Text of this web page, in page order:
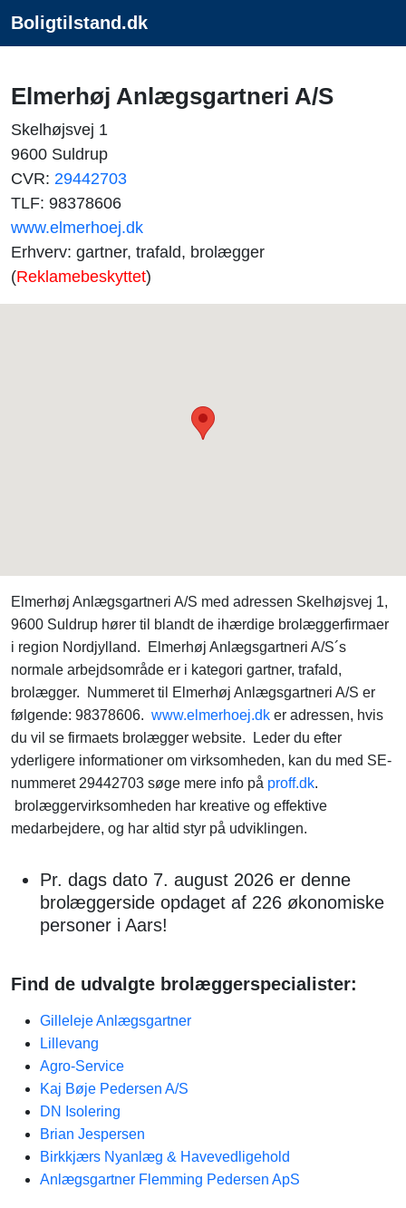
Boligtilstand.dk
Elmerhøj Anlægsgartneri A/S
Skelhøjsvej 1
9600 Suldrup
CVR: 29442703
TLF: 98378606
www.elmerhoej.dk
Erhverv: gartner, trafald, brolægger
(Reklamebeskyttet)
Elmerhøj Anlægsgartneri A/S med adressen Skelhøjsvej 1,
9600 Suldrup hører til blandt de ihærdige brolæggerfirmaer
i region Nordjylland. Elmerhøj Anlægsgartneri A/S´s
normale arbejdsområde er i kategori gartner, trafald,
brolægger. Nummeret til Elmerhøj Anlægsgartneri A/S er
følgende: 98378606. www.elmerhoej.dk er adressen, hvis
du vil se firmaets brolægger website. Leder du efter
yderligere informationer om virksomheden, kan du med SE-
nummeret 29442703 søge mere info på proff.dk.
brolæggervirksomheden har kreative og effektive
medarbejdere, og har altid styr på udviklingen.
Pr. dags dato 7. august 2026 er denne
brolæggerside opdaget af 226 økonomiske
personer i Aars!
Find de udvalgte brolæggerspecialister:
Gilleleje Anlægsgartner
Lillevang
Agro-Service
Kaj Bøje Pedersen A/S
DN Isolering
Brian Jespersen
Birkkjærs Nyanlæg & Havevedligehold
Anlægsgartner Flemming Pedersen ApS